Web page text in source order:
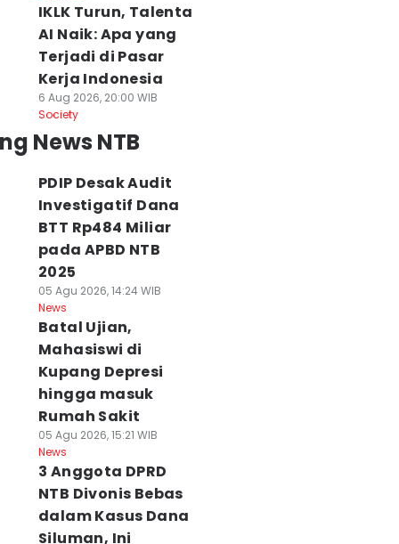
IKLK Turun, Talenta
AI Naik: Apa yang
Terjadi di Pasar
Kerja Indonesia
6 Aug 2026, 20:00 WIB
Society
News NTB
PDIP Desak Audit
Investigatif Dana
BTT Rp484 Miliar
pada APBD NTB
2025
05 Agu 2026, 14:24 WIB
News
Batal Ujian,
Mahasiswi di
Kupang Depresi
hingga masuk
Rumah Sakit
05 Agu 2026, 15:21 WIB
News
3 Anggota DPRD
NTB Divonis Bebas
dalam Kasus Dana
Siluman, Ini